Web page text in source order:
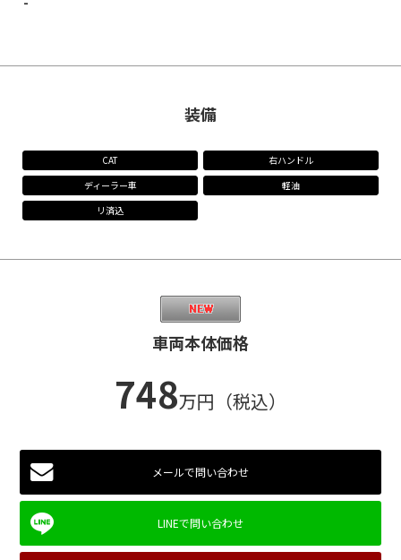
装備
CAT
右ハンドル
ディーラー車
軽油
リ済込
車両本体価格
748万円（税込）
メールで問い合わせ